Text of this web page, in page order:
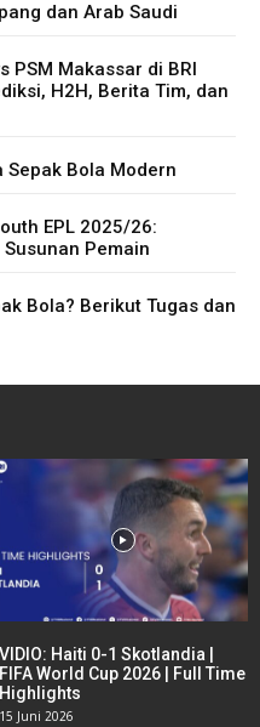
dan Arab Saudi
PSM Makassar di BRI
H2H, Berita Tim, dan
Sepak Bola Modern
EPL 2025/26:
Pemain
Bola? Berikut Tugas dan
VIDIO: Haiti 0-1 Skotlandia |
FIFA World Cup 2026 | Full Time
Highlights
15 Juni 2026